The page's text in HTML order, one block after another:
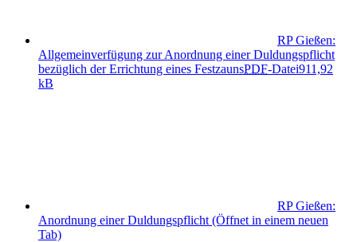
RP Gießen:
Allgemeinverfügung zur Anordnung einer Duldungspflicht
bezüglich der Errichtung eines FestzaunsPDF-Datei911,92
kB
RP Gießen:
Anordnung einer Duldungspflicht (Öffnet in einem neuen
Tab)